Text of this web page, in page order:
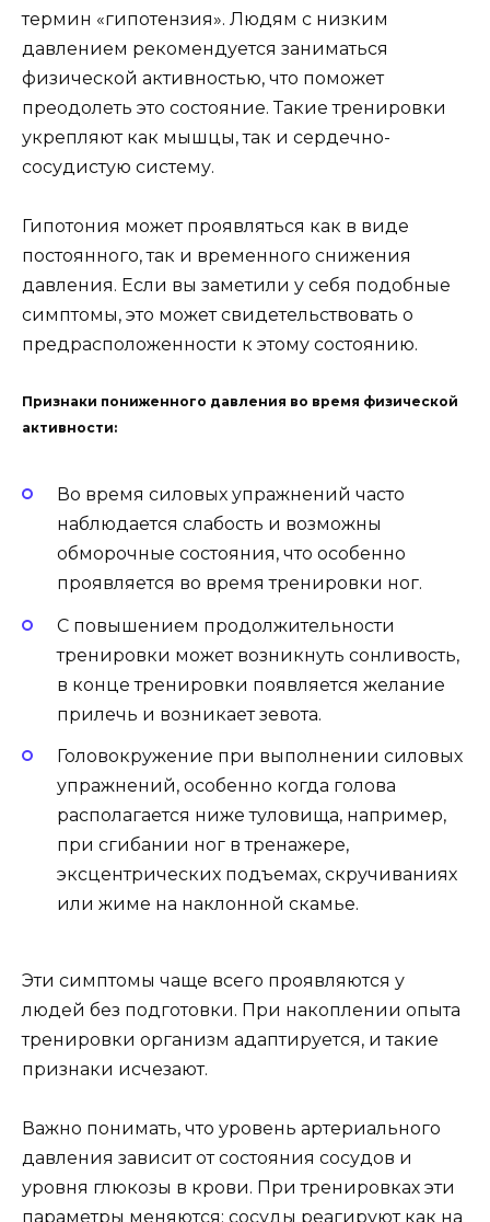
термин «гипотензия». Людям с низким
давлением рекомендуется заниматься
физической активностью, что поможет
преодолеть это состояние. Такие тренировки
укрепляют как мышцы, так и сердечно-
сосудистую систему.
Гипотония может проявляться как в виде
постоянного, так и временного снижения
давления. Если вы заметили у себя подобные
симптомы, это может свидетельствовать о
предрасположенности к этому состоянию.
Признаки пониженного давления во время физической
активности:
Во время силовых упражнений часто
наблюдается слабость и возможны
обморочные состояния, что особенно
проявляется во время тренировки ног.
С повышением продолжительности
тренировки может возникнуть сонливость,
в конце тренировки появляется желание
прилечь и возникает зевота.
Головокружение при выполнении силовых
упражнений, особенно когда голова
располагается ниже туловища, например,
при сгибании ног в тренажере,
эксцентрических подъемах, скручиваниях
или жиме на наклонной скамье.
Эти симптомы чаще всего проявляются у
людей без подготовки. При накоплении опыта
тренировки организм адаптируется, и такие
признаки исчезают.
Важно понимать, что уровень артериального
давления зависит от состояния сосудов и
уровня глюкозы в крови. При тренировках эти
параметры меняются: сосуды реагируют как на